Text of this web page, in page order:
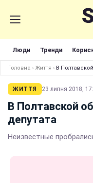
Люди Тренди
Головна › Життя › В
ЖИТТЯ 23 липня 2018,
В Полтавской
депутата
Неизвестные